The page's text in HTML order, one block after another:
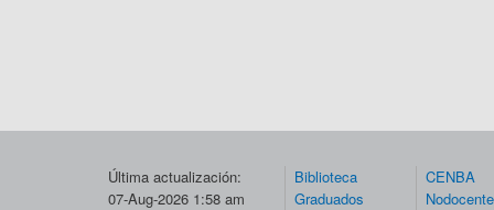
Última actualización:
07-Aug-2026 1:58 am
Biblioteca
Graduados
CENBA